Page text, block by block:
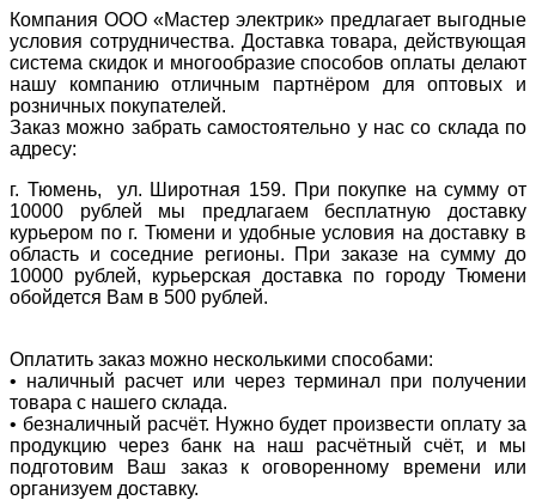
Компания ООО «Мастер электрик» предлагает выгодные
условия сотрудничества. Доставка товара, действующая
система скидок и многообразие способов оплаты делают
нашу компанию отличным партнёром для оптовых и
розничных покупателей.
Заказ можно забрать самостоятельно у нас со склада по
адресу:
г. Тюмень, ул. Широтная 159. При покупке на сумму от
10000 рублей мы предлагаем бесплатную доставку
курьером по г. Тюмени и удобные условия на доставку в
область и соседние регионы. При заказе на сумму до
10000 рублей, курьерская доставка по городу Тюмени
обойдется Вам в 500 рублей.
Оплатить заказ можно несколькими способами:
• наличный расчет или через терминал при получении
товара с нашего склада.
• безналичный расчёт. Нужно будет произвести оплату за
продукцию через банк на наш расчётный счёт, и мы
подготовим Ваш заказ к оговоренному времени или
организуем доставку.